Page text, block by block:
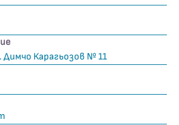
Димчо Карагьозов № 11